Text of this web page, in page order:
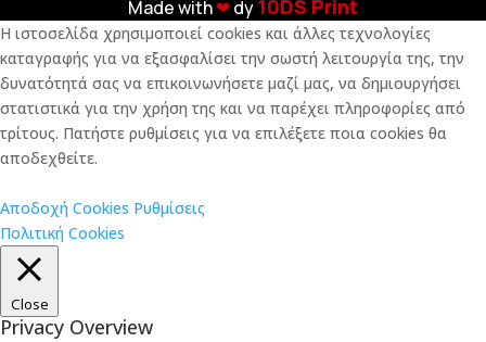
Made with❤︎dy10DS Print
Η ιστοσελίδα χρησιμοποιεί cookies και άλλες τεχνολογίες
καταγραφής για να εξασφαλίσει την σωστή λειτουργία της, την
δυνατότητά σας να επικοινωνήσετε μαζί μας, να δημιουργήσει
στατιστικά για την χρήση της και να παρέχει πληροφορίες από
τρίτους. Πατήστε ρυθμίσεις για να επιλέξετε ποια cookies θα
αποδεχθείτε.
Αποδοχή Cookies Ρυθμίσεις
Πολιτική Cookies
Close
Privacy Overview